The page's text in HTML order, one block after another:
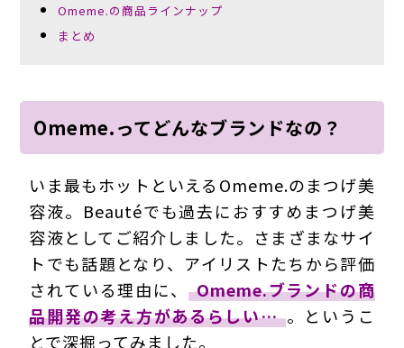
Omeme.の商品ラインナップ
まとめ
Omeme.ってどんなブランドなの？
いま最もホットといえるOmeme.のまつげ美
容液。Beautéでも過去におすすめまつげ美
容液としてご紹介しました。さまざまなサイ
トでも話題となり、アイリストたちから評価
されている理由に、
Omeme.ブランドの商
品開発の考え方があるらしい… 。というこ
とで深掘ってみました。